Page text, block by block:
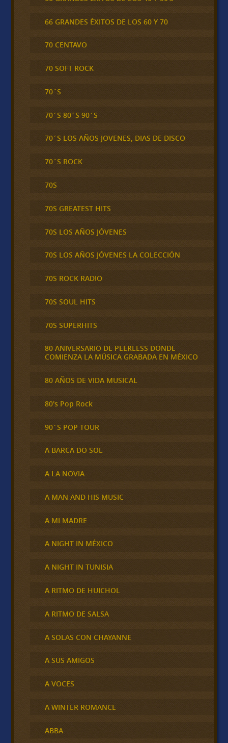
66 GRANDES ÉXITOS DE LOS 60 Y 70
70 CENTAVO
70 SOFT ROCK
70´S
70´S 80´S 90´S
70´S LOS AÑOS JOVENES, DIAS DE DISCO
70´S ROCK
70S
70S GREATEST HITS
70S LOS AÑOS JÓVENES
70S LOS AÑOS JÓVENES LA COLECCIÓN
70S ROCK RADIO
70S SOUL HITS
70S SUPERHITS
80 ANIVERSARIO DE PEERLESS DONDE
COMIENZA LA MÚSICA GRABADA EN MÉXICO
80 AÑOS DE VIDA MUSICAL
80's Pop Rock
90´S POP TOUR
A BARCA DO SOL
A LA NOVIA
A MAN AND HIS MUSIC
A MI MADRE
A NIGHT IN MÉXICO
A NIGHT IN TUNISIA
A RITMO DE HUICHOL
A RITMO DE SALSA
A SOLAS CON CHAYANNE
A SUS AMIGOS
A VOCES
A WINTER ROMANCE
ABBA